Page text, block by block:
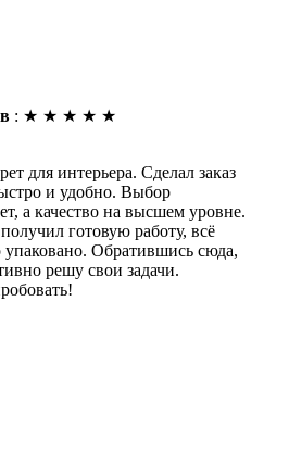
: ★ ★ ★ ★ ★
для интерьера. Сделал заказ
и удобно. Выбор
а качество на высшем уровне.
готовую работу, всё
Обратившись сюда,
решу свои задачи.